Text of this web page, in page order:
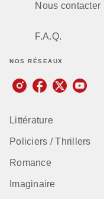
Nous contacter
F.A.Q.
NOS RÉSEAUX
Littérature
Policiers / Thrillers
Romance
Imaginaire